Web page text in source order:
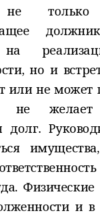
только
на
но и
или не
не желает
и